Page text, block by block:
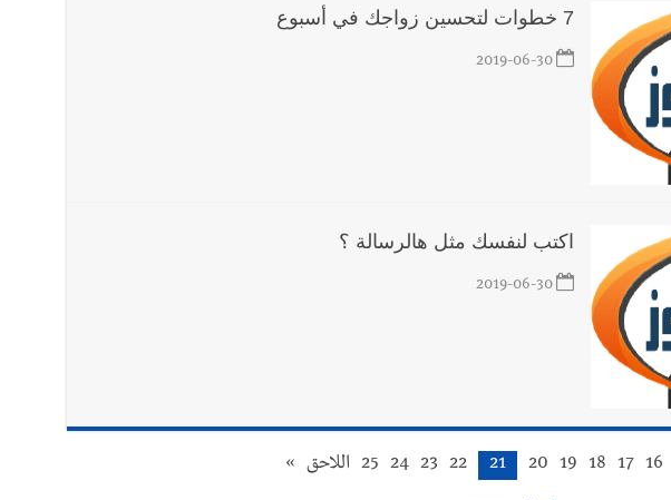
7 خطوات لتحسين زواجك في أسبوع
2019-06-30
اكتب لنفسك مثل هالرسالة ؟
2019-06-30
16
17
18
19
20
21
22
23
24
25 اللاحق »